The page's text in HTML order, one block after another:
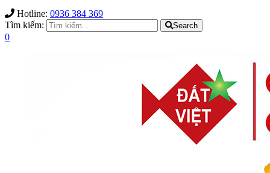
Hotline: 0936 384 369
Tìm kiếm:
Search
0